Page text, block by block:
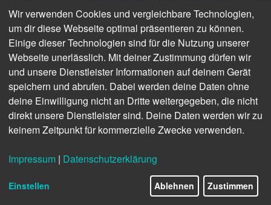
Wir verwenden Cookies und vergleichbare Technologien,
um dir diese Webseite optimal präsentieren zu können.
Einige dieser Technologien sind für die Nutzung unserer
Webseite unerlässlich. Mit deiner Zustimmung dürfen wir
und unsere Dienstleister Informationen auf deinem Gerät
speichern und abrufen. Dabei werden deine Daten ohne
deine Einwilligung nicht an Dritte weitergegeben, die nicht
direkt unsere Dienstleister sind. Deine Daten werden wir zu
keinem Zeitpunkt für kommerzielle Zwecke verwenden.
Impressum | Datenschutzerklärung
Einstellen Ablehnen Zustimmen